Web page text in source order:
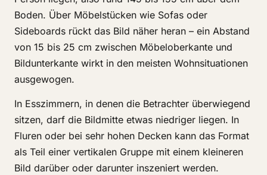
Boden. Über Möbelstücken wie Sofas oder
Sideboards rückt das Bild näher heran – ein Abstand
von 15 bis 25 cm zwischen Möbeloberkante und
Bildunterkante wirkt in den meisten Wohnsituationen
ausgewogen.
In Esszimmern, in denen die Betrachter überwiegend
sitzen, darf die Bildmitte etwas niedriger liegen. In
Fluren oder bei sehr hohen Decken kann das Format
als Teil einer vertikalen Gruppe mit einem kleineren
Bild darüber oder darunter inszeniert werden.